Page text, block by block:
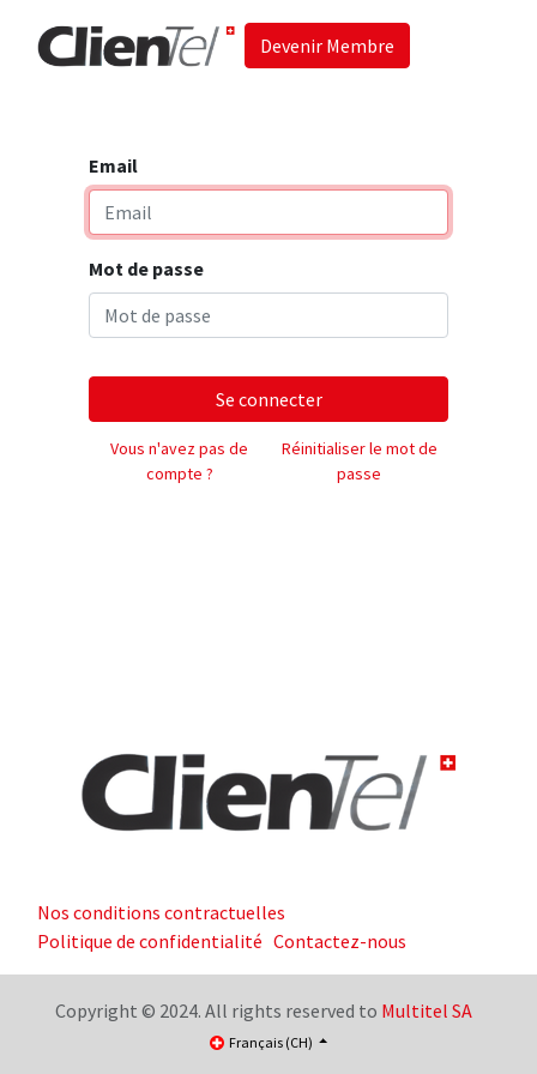
Devenir Membre
Email
Mot de passe
Se connecter
Vous n'avez pas de
compte ?
Réinitialiser le mot de
passe
Nos conditions contractuelles
Politique de confidentialité Contactez-nous
Copyright © 2024. All rights reserved to Multitel SA
Français (CH)